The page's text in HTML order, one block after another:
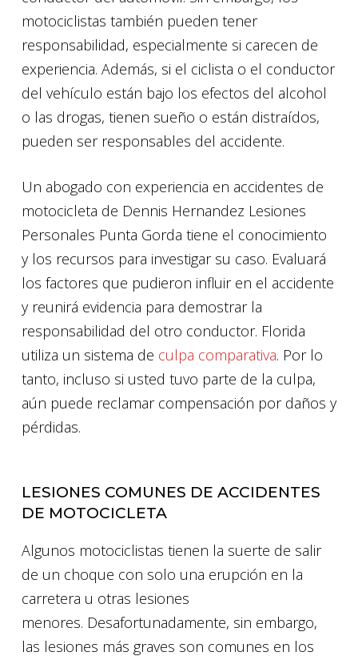
motociclistas también pueden tener
responsabilidad, especialmente si carecen de
experiencia. Además, si el ciclista o el conductor
del vehículo están bajo los efectos del alcohol
o las drogas, tienen sueño o están distraídos,
pueden ser responsables del accidente.
Un abogado con experiencia en accidentes de
motocicleta de Dennis Hernandez Lesiones
Personales Punta Gorda tiene el conocimiento
y los recursos para investigar su caso. Evaluará
los factores que pudieron influir en el accidente
y reunirá evidencia para demostrar la
responsabilidad del otro conductor. Florida
utiliza un sistema de culpa comparativa. Por lo
tanto, incluso si usted tuvo parte de la culpa,
aún puede reclamar compensación por daños y
pérdidas.
LESIONES COMUNES DE ACCIDENTES
DE MOTOCICLETA
Algunos motociclistas tienen la suerte de salir
de un choque con solo una erupción en la
carretera u otras lesiones
menores. Desafortunadamente, sin embargo,
las lesiones más graves son comunes en los